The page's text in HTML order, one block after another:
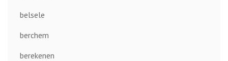
belsele
berchem
berekenen